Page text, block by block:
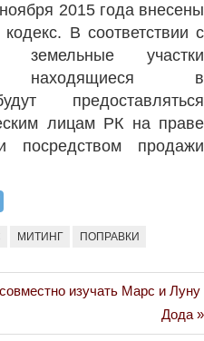
2015 года внесены
В соответствии с
земельные участки
находящиеся в
предоставляться
лицам РК на праве
посредством продажи
МИТИНГ ПОПРАВКИ
изучать Марс и Луну
Next
Post:
Дода